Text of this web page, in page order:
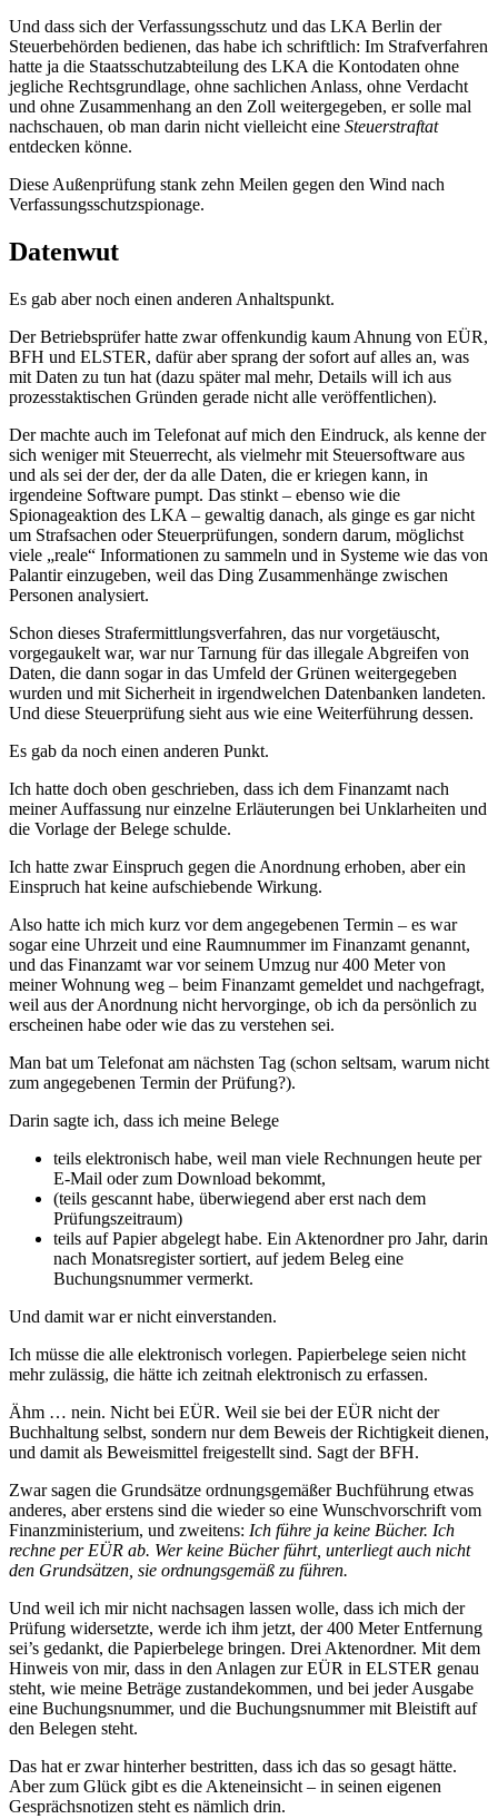
Und dass sich der Verfassungsschutz und das LKA Berlin der
Steuerbehörden bedienen, das habe ich schriftlich: Im Strafverfahren
hatte ja die Staatsschutzabteilung des LKA die Kontodaten ohne
jegliche Rechtsgrundlage, ohne sachlichen Anlass, ohne Verdacht
und ohne Zusammenhang an den Zoll weitergegeben, er solle mal
nachschauen, ob man darin nicht vielleicht eine Steuerstraftat
entdecken könne.
Diese Außenprüfung stank zehn Meilen gegen den Wind nach
Verfassungsschutzspionage.
Datenwut
Es gab aber noch einen anderen Anhaltspunkt.
Der Betriebsprüfer hatte zwar offenkundig kaum Ahnung von EÜR,
BFH und ELSTER, dafür aber sprang der sofort auf alles an, was
mit Daten zu tun hat (dazu später mal mehr, Details will ich aus
prozesstaktischen Gründen gerade nicht alle veröffentlichen).
Der machte auch im Telefonat auf mich den Eindruck, als kenne der
sich weniger mit Steuerrecht, als vielmehr mit Steuersoftware aus
und als sei der der, der da alle Daten, die er kriegen kann, in
irgendeine Software pumpt. Das stinkt – ebenso wie die
Spionageaktion des LKA – gewaltig danach, als ginge es gar nicht
um Strafsachen oder Steuerprüfungen, sondern darum, möglichst
viele „reale“ Informationen zu sammeln und in Systeme wie das von
Palantir einzugeben, weil das Ding Zusammenhänge zwischen
Personen analysiert.
Schon dieses Strafermittlungsverfahren, das nur vorgetäuscht,
vorgegaukelt war, war nur Tarnung für das illegale Abgreifen von
Daten, die dann sogar in das Umfeld der Grünen weitergegeben
wurden und mit Sicherheit in irgendwelchen Datenbanken landeten.
Und diese Steuerprüfung sieht aus wie eine Weiterführung dessen.
Es gab da noch einen anderen Punkt.
Ich hatte doch oben geschrieben, dass ich dem Finanzamt nach
meiner Auffassung nur einzelne Erläuterungen bei Unklarheiten und
die Vorlage der Belege schulde.
Ich hatte zwar Einspruch gegen die Anordnung erhoben, aber ein
Einspruch hat keine aufschiebende Wirkung.
Also hatte ich mich kurz vor dem angegebenen Termin – es war
sogar eine Uhrzeit und eine Raumnummer im Finanzamt genannt,
und das Finanzamt war vor seinem Umzug nur 400 Meter von
meiner Wohnung weg – beim Finanzamt gemeldet und nachgefragt,
weil aus der Anordnung nicht hervorginge, ob ich da persönlich zu
erscheinen habe oder wie das zu verstehen sei.
Man bat um Telefonat am nächsten Tag (schon seltsam, warum nicht
zum angegebenen Termin der Prüfung?).
Darin sagte ich, dass ich meine Belege
teils elektronisch habe, weil man viele Rechnungen heute per
E-Mail oder zum Download bekommt,
(teils gescannt habe, überwiegend aber erst nach dem
Prüfungszeitraum)
teils auf Papier abgelegt habe. Ein Aktenordner pro Jahr, darin
nach Monatsregister sortiert, auf jedem Beleg eine
Buchungsnummer vermerkt.
Und damit war er nicht einverstanden.
Ich müsse die alle elektronisch vorlegen. Papierbelege seien nicht
mehr zulässig, die hätte ich zeitnah elektronisch zu erfassen.
Ähm … nein. Nicht bei EÜR. Weil sie bei der EÜR nicht der
Buchhaltung selbst, sondern nur dem Beweis der Richtigkeit dienen,
und damit als Beweismittel freigestellt sind. Sagt der BFH.
Zwar sagen die Grundsätze ordnungsgemäßer Buchführung etwas
anderes, aber erstens sind die wieder so eine Wunschvorschrift vom
Finanzministerium, und zweitens: Ich führe ja keine Bücher. Ich
rechne per EÜR ab. Wer keine Bücher führt, unterliegt auch nicht
den Grundsätzen, sie ordnungsgemäß zu führen.
Und weil ich mir nicht nachsagen lassen wolle, dass ich mich der
Prüfung widersetzte, werde ich ihm jetzt, der 400 Meter Entfernung
sei’s gedankt, die Papierbelege bringen. Drei Aktenordner. Mit dem
Hinweis von mir, dass in den Anlagen zur EÜR in ELSTER genau
steht, wie meine Beträge zustandekommen, und bei jeder Ausgabe
eine Buchungsnummer, und die Buchungsnummer mit Bleistift auf
den Belegen steht.
Das hat er zwar hinterher bestritten, dass ich das so gesagt hätte.
Aber zum Glück gibt es die Akteneinsicht – in seinen eigenen
Gesprächsnotizen steht es nämlich drin.